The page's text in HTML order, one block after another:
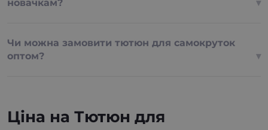
новачкам?
Чи можна замовити тютюн для самокруток
оптом?
Ціна на Тютюн для